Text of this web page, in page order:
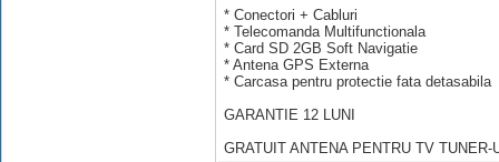
* Conectori + Cabluri
* Telecomanda Multifunctionala
* Card SD 2GB Soft Navigatie
* Antena GPS Externa
* Carcasa pentru protectie fata detasabila
GARANTIE 12 LUNI
GRATUIT ANTENA PENTRU TV TUNER-